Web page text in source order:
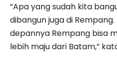
“Apa yang sudah kita
dibangun juga di
depannya Rempang bisa
lebih maju dari Batam,”